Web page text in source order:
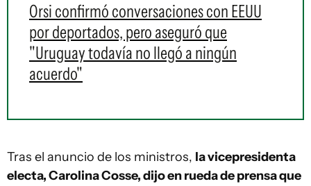
Orsi confirmó conversaciones con EEUU
por deportados, pero aseguró que
"Uruguay todavía no llegó a ningún
acuerdo"
Tras el anuncio de los ministros, la vicepresidenta
electa, Carolina Cosse, dijo en rueda de prensa que